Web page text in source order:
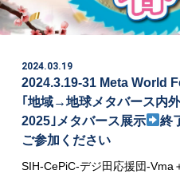
2024.03.19
2024.3.19-31 Meta World
｢地域→地球メタバース内
2025｣メタバース展示
終
ご参加ください
SIH-CePiC-デジ田応援団-